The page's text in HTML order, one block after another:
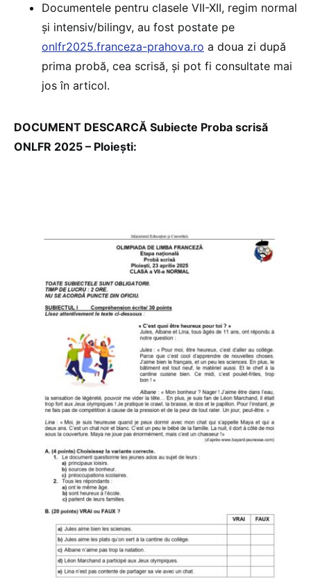
Documentele pentru clasele VII-XII, regim normal
și intensiv/bilingv, au fost postate pe
onlfr2025.franceza-prahova.ro a doua zi după
prima probă, cea scrisă, și pot fi consultate mai
jos în articol.
DOCUMENT DESCARCĂ Subiecte Proba scrisă
ONLFR 2025 – Ploiești: